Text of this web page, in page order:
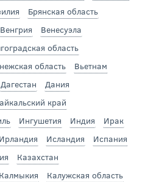
Брянская область
Венгрия
Венесуэла
область
область
Вьетнам
Дагестан
Дания
край
Ингушетия Индия
Ирак
Ирландия Исландия
Испания
Казахстан
Калмыкия
Калужская область